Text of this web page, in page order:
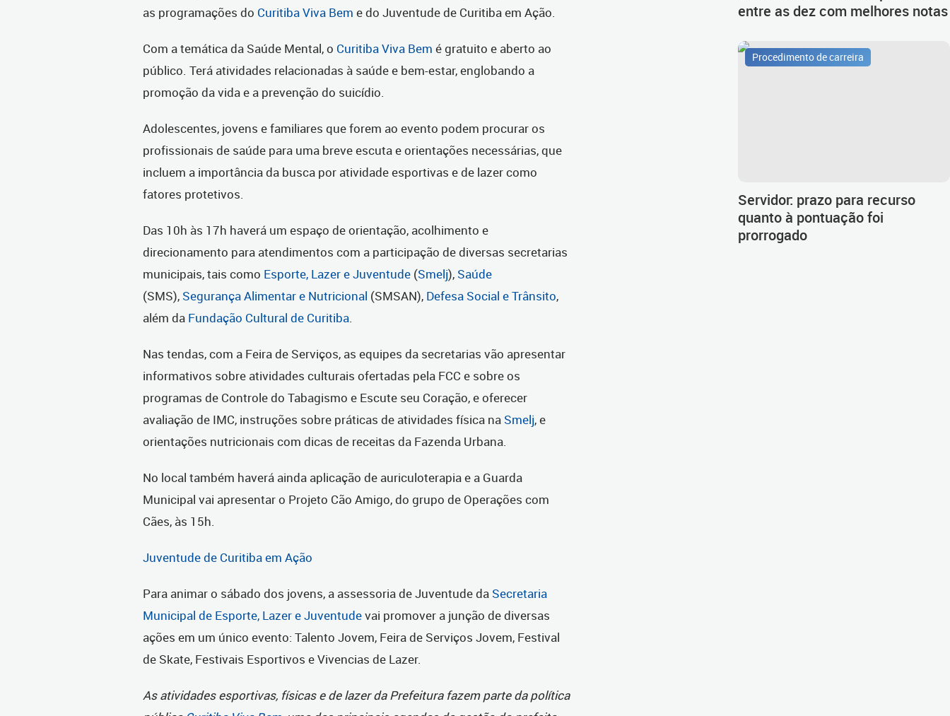
as programações do Curitiba Viva Bem e do Juventude de Curitiba em Ação.
Com a temática da Saúde Mental, o Curitiba Viva Bem é gratuito e aberto ao
público. Terá atividades relacionadas à saúde e bem-estar, englobando a
promoção da vida e a prevenção do suicídio.
Adolescentes, jovens e familiares que forem ao evento podem procurar os
profissionais de saúde para uma breve escuta e orientações necessárias, que
incluem a importância da busca por atividade esportivas e de lazer como
fatores protetivos.
Das 10h às 17h haverá um espaço de orientação, acolhimento e
direcionamento para atendimentos com a participação de diversas secretarias
municipais, tais como Esporte, Lazer e Juventude (Smelj), Saúde
(SMS), Segurança Alimentar e Nutricional (SMSAN), Defesa Social e Trânsito,
além da Fundação Cultural de Curitiba.
Nas tendas, com a Feira de Serviços, as equipes da secretarias vão apresentar
informativos sobre atividades culturais ofertadas pela FCC e sobre os
programas de Controle do Tabagismo e Escute seu Coração, e oferecer
avaliação de IMC, instruções sobre práticas de atividades física na Smelj, e
orientações nutricionais com dicas de receitas da Fazenda Urbana.
No local também haverá ainda aplicação de auriculoterapia e a Guarda
Municipal vai apresentar o Projeto Cão Amigo, do grupo de Operações com
Cães, às 15h.
Juventude de Curitiba em Ação
Para animar o sábado dos jovens, a assessoria de Juventude da Secretaria
Municipal de Esporte, Lazer e Juventudevai promover a junção de diversas
ações em um único evento: Talento Jovem, Feira de Serviços Jovem, Festival
de Skate, Festivais Esportivos e Vivencias de Lazer.
As atividades esportivas, físicas e de lazer da Prefeitura fazem parte da política
entre as dez com melhores notas
Procedimento de carreira
Servidor: prazo para recurso
quanto à pontuação foi
prorrogado